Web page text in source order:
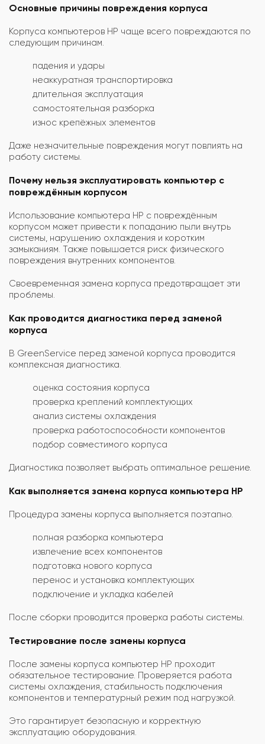
Основные причины повреждения корпуса
Корпуса компьютеров HP чаще всего повреждаются по
следующим причинам.
падения и удары
неаккуратная транспортировка
длительная эксплуатация
самостоятельная разборка
износ крепёжных элементов
Даже незначительные повреждения могут повлиять на
работу системы.
Почему нельзя эксплуатировать компьютер с
повреждённым корпусом
Использование компьютера HP с повреждённым
корпусом может привести к попаданию пыли внутрь
системы, нарушению охлаждения и коротким
замыканиям. Также повышается риск физического
повреждения внутренних компонентов.
Своевременная замена корпуса предотвращает эти
проблемы.
Как проводится диагностика перед заменой
корпуса
В GreenService перед заменой корпуса проводится
комплексная диагностика.
оценка состояния корпуса
проверка креплений комплектующих
анализ системы охлаждения
проверка работоспособности компонентов
подбор совместимого корпуса
Диагностика позволяет выбрать оптимальное решение.
Как выполняется замена корпуса компьютера HP
Процедура замены корпуса выполняется поэтапно.
полная разборка компьютера
извлечение всех компонентов
подготовка нового корпуса
перенос и установка комплектующих
подключение и укладка кабелей
После сборки проводится проверка работы системы.
Тестирование после замены корпуса
После замены корпуса компьютер HP проходит
обязательное тестирование. Проверяется работа
системы охлаждения, стабильность подключения
компонентов и температурный режим под нагрузкой.
Это гарантирует безопасную и корректную
эксплуатацию оборудования.